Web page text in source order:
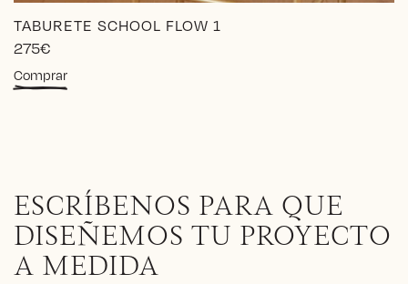
TABURETE SCHOOL FLOW 1
275€
ComprarEste
producto
opciones
se
pueden
elegir
en
ESCRÍBENOS PARA QUE
DISEÑEMOS TU PROYECTO
A MEDIDA